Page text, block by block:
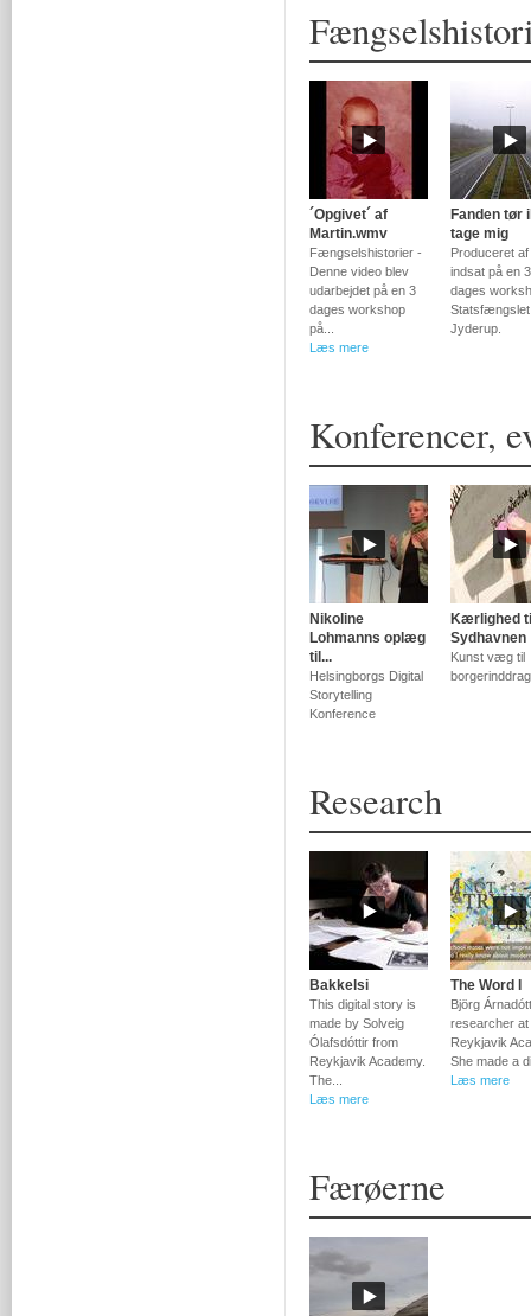
´Opgivet´ af
Martin.wmv
Fængselshistorier -
Denne video blev
udarbejdet på en 3
dages workshop
på...
Læs mere
Fanden tør
tage mig
Produceret af
indsat på en 3
dages
Statsfængslet
Jyderup.
Konferencer,
Nikoline
Lohmanns oplæg
til...
Helsingborgs Digital
Storytelling
Konference
Kærlighed
Sydhavnen
Kunst væg til
Research
Bakkelsi
This digital story is
made by Solveig
Ólafsdóttir from
Reykjavik Academy.
The...
Læs mere
The Word I
Björg
researcher at
Reykjavik
She made a
Læs mere
Færøerne